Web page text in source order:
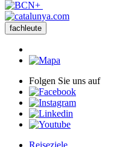
fachleute
Folgen Sie uns auf
Reiseziele